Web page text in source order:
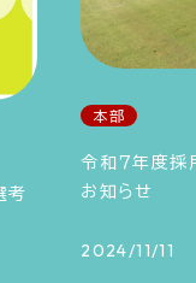
考
本部
令和７年度採
お知らせ
2024/11/11